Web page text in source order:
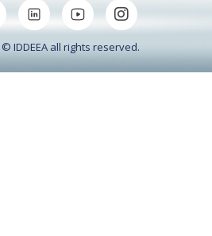
IDDEEA all rights reserved.